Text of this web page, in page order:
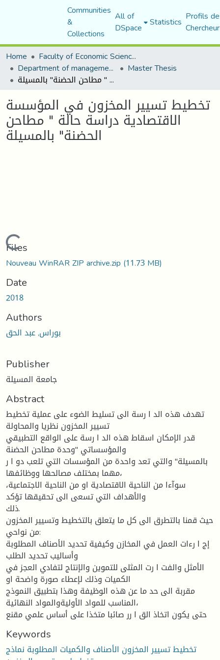
Communities
&
Collections
All of
DSpace Statistics Profils
Home
Faculty of Economic Sciences, Commerce and Management Sciences
Department of management sciences Master Thesis
تخطيط تسيير المخزون في المؤسسة الاقتصادية دراسة حالة " مطاحن الحضنة" بالمسيلة
تخطيط تسيير المخزون في المؤسسة
الاقتصادية دراسة حالة " مطاحن
الحضنة" بالمسيلة
Loading...
Files
Nouveau WinRAR ZIP archive.zip (11.73 MB)
Date
2018
Authors
بوراس, عبد الحق
Publisher
جامعة المسيلة
Abstract
تهدف هذه الد ا رسة الى تسليط الضوء على عملية تخطيط
تسيير المخزون نظريا والمحاولة
قدر الإمكان اسقاط هذه الد ا رسة على الواقع التطبيقي
والمؤسساتي "وحدة مطاحن الحضنة
بالمسيلة" والتي تعد واحدة من المؤسسات التي تلعب دو ا ر
مهما بمختلف مصالحها ووظائفها،
سوآءا من الناحية الاقتصادية او من الناحية الاجتماعية،
والأهداف التي تسعى الى تحقيقها تؤكد
ذلك.
حيث قمنا بالتطرق الى كل ما يتعلق بالتخطيط وتسيير المخزون
من نواحي:
إج ا رءات العمل في المخازن وكيفية تحديد الأصناف المطلوبة
وأساليب تحديد الطلب
الأمثل والفت ا رت المثلى للتموين والإنتاج لتفادي العجز في
الكميات وذلك لإعطاء صورة واضحة او
مقربة الى حد ما عن هذه الوظيفة وهذا بتطبيق النموذج
المناسب للمواد الأوليةوالمواد النهائية،
حتى يكون اتخاذ الق ا رر صائبا متخذا على أساس علمي مقنع
Keywords
تخطيط تسيير المخزون الأصناف والكميات المطلوبة نماذج